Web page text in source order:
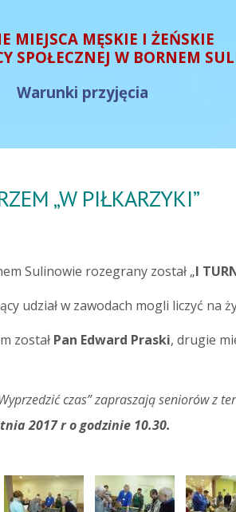
MIEJSCA MĘSKIE I ŻEŃSKIE
SPOŁECZNEJ W BORNEM
Warunki przyjęcia
„W PIŁKARZYKI”
Sulinowie rozegrany został „I
udział w zawodach mogli liczyć na
został Pan Edward Praski, drugie
czas” zapraszają seniorów z
2017 r o godzinie 10.30.